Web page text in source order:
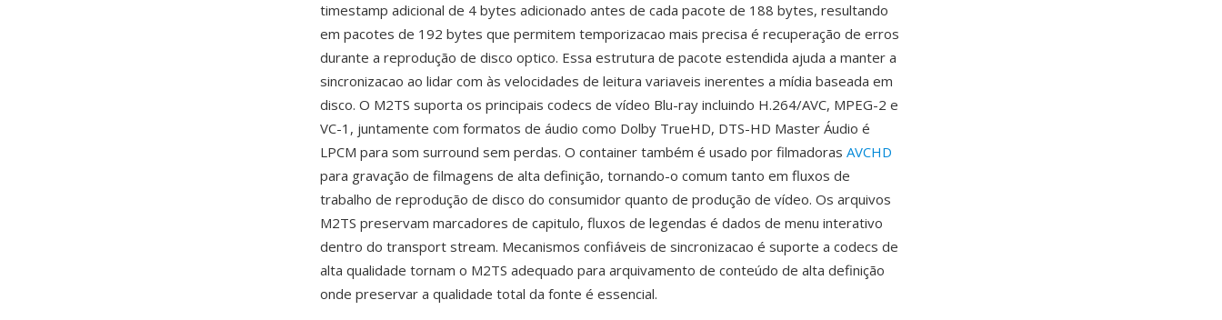
timestamp adicional de 4 bytes adicionado antes de cada pacote de 188 bytes, resultando
em pacotes de 192 bytes que permitem temporizacao mais precisa é recuperação de erros
durante a reprodução de disco optico. Essa estrutura de pacote estendida ajuda a manter a
sincronizacao ao lidar com às velocidades de leitura variaveis inerentes a mídia baseada em
disco. O M2TS suporta os principais codecs de vídeo Blu-ray incluindo H.264/AVC, MPEG-2 e
VC-1, juntamente com formatos de áudio como Dolby TrueHD, DTS-HD Master Áudio é
LPCM para som surround sem perdas. O container também é usado por filmadoras AVCHD
para gravação de filmagens de alta definição, tornando-o comum tanto em fluxos de
trabalho de reprodução de disco do consumidor quanto de produção de vídeo. Os arquivos
M2TS preservam marcadores de capitulo, fluxos de legendas é dados de menu interativo
dentro do transport stream. Mecanismos confiáveis de sincronizacao é suporte a codecs de
alta qualidade tornam o M2TS adequado para arquivamento de conteúdo de alta definição
onde preservar a qualidade total da fonte é essencial.